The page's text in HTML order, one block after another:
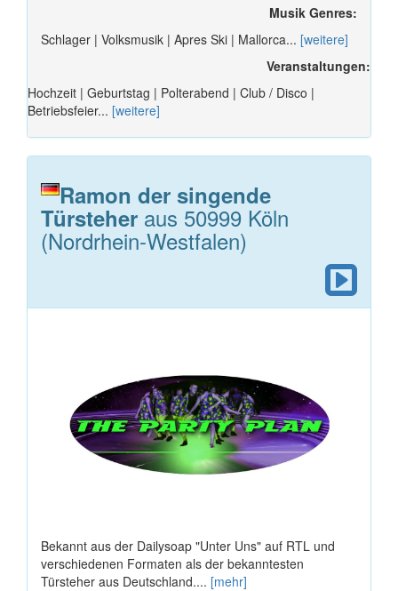
Musik Genres:
Schlager | Volksmusik | Apres Ski | Mallorca... [weitere]
Veranstaltungen:
Hochzeit | Geburtstag | Polterabend | Club / Disco |
Betriebsfeier... [weitere]
Ramon der singende
Türsteher aus 50999 Köln
(Nordrhein-Westfalen)
Bekannt aus der Dailysoap "Unter Uns" auf RTL und
verschiedenen Formaten als der bekanntesten
Türsteher aus Deutschland.... [mehr]